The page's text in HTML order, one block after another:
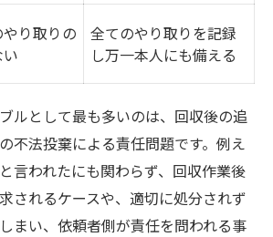
り取りの
全てのやり取りを記録
し万一本人にも備える
ルとして最も多いのは、回収後の追
不法投棄による責任問題です。例え
言われたにも関わらず、回収作業後
されるケースや、適切に処分されず
まい、依頼者側が責任を問われる事